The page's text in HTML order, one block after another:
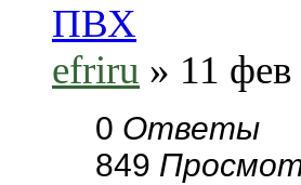
ПВХ
efriru » 11
0 Ответы
849